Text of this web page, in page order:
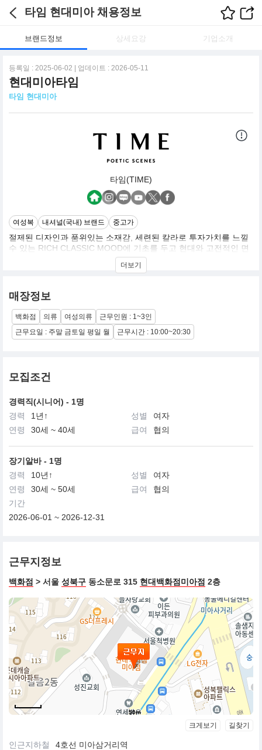
타임 현대미아 채용정보
브랜드정보 상세요강 기업소개
등록일 : 2025-06-02 | 업데이트 : 2026-05-11
현대미아타임
타임 현대미아
타임(TIME)
여성복 내셔널(국내) 브랜드 중고가
절제된 디자인과 품위있는 소재감, 세련된 칼라로 투자가치를 느낄
수 있는 RICH CLASSIC MOOD에 기초를 두고 현대와 고전적인 면
의 조화로 POST MODERN을 추구하며, 남성미 풍기는 세련된 커리
어 우먼층을 주 타켓으로 하는 CROSS CONCEPT CORDINATION
더보기
매장정보
백화점 의류 여성의류
근무인원 : 1~3인
근무요일 : 주말 금토일 평일 월
근무시간 : 10:00~20:30
모집조건
경력직(시니어) - 1명
경력
1년↑ 성별
여자
연령
30세 ~ 40세 급여 협의
장기알바 - 1명
경력
10년↑ 성별
여자
연령
30세 ~ 50세 급여
협의
기간
2026-06-01 ~ 2026-12-31
근무지정보
백화점 > 서울 성북구 동소문로 315 현대백화점미아점 2층
50m
크게보기 길찾기
인근지하철 4호선 미아삼거리역